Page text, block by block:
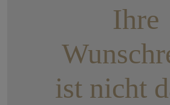
Ihre
ist nicht